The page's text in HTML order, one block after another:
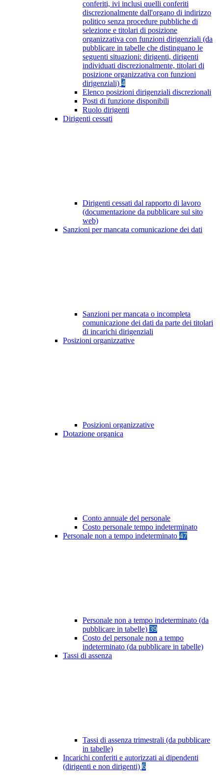
conferiti, ivi inclusi quelli conferiti
discrezionalmente dall'organo di indirizzo
politico senza procedure pubbliche di
selezione e titolari di posizione
organizzativa con funzioni dirigenziali (da
pubblicare in tabelle che distinguano le
seguenti situazioni: dirigenti, dirigenti
individuati discrezionalmente, titolari di
posizione organizzativa con funzioni
dirigenziali) 4
Elenco posizioni dirigenziali discrezionali
Posti di funzione disponibili
Ruolo dirigenti
Dirigenti cessati
Dirigenti cessati dal rapporto di lavoro
(documentazione da pubblicare sul sito
web)
Sanzioni per mancata comunicazione dei dati
Sanzioni per mancata o incompleta
comunicazione dei dati da parte dei titolari
di incarichi dirigenziali
Posizioni organizzative
Posizioni organizzative
Dotazione organica
Conto annuale del personale
Costo personale tempo indeterminato
Personale non a tempo indeterminato 47
Personale non a tempo indeterminato (da
pubblicare in tabelle) 39
Costo del personale non a tempo
indeterminato (da pubblicare in tabelle)
Tassi di assenza
Tassi di assenza trimestrali (da pubblicare
in tabelle)
Incarichi conferiti e autorizzati ai dipendenti
(dirigenti e non dirigenti) 6